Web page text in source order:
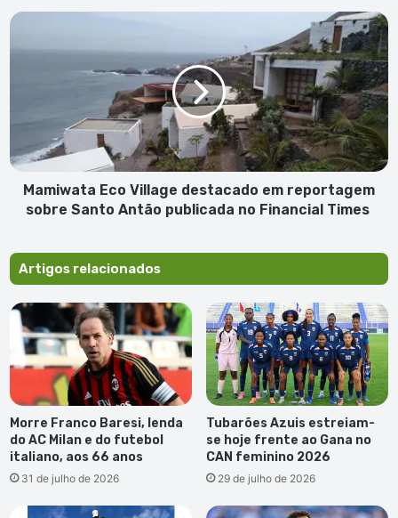
Mamiwata
Santo
Antão
publicada
Mamiwata Eco Village destacado em reportagem
sobre Santo Antão publicada no Financial Times
Artigos relacionados
Morre Franco Baresi, lenda
do AC Milan e do futebol
italiano, aos 66 anos
31 de julho de 2026
Tubarões Azuis estreiam-
se hoje frente ao Gana no
CAN feminino 2026
29 de julho de 2026